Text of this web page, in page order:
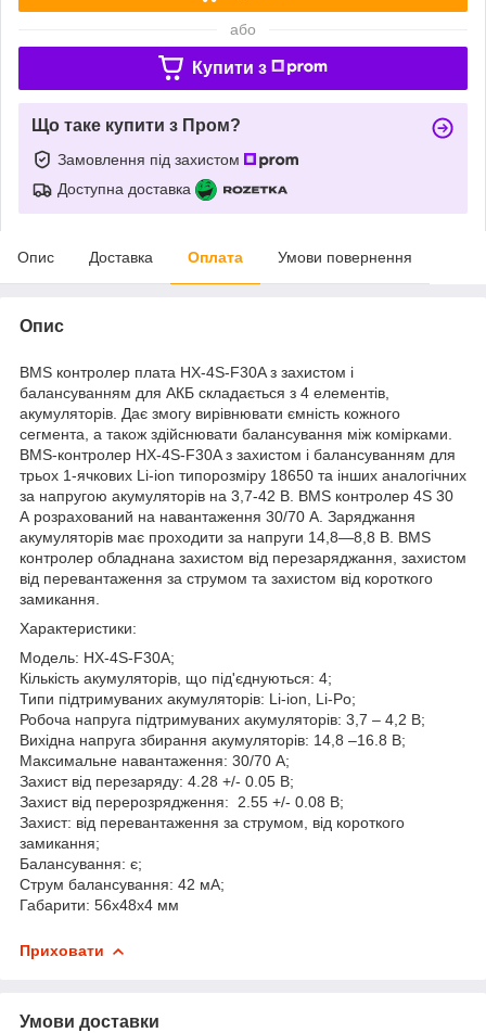
або
Купити з
Що таке купити з Пром?
Замовлення під захистом
Доступна доставка
Опис Доставка Оплата Умови повернення
Опис
BMS контролер плата HX-4S-F30A з захистом і
балансуванням для АКБ складається з 4 елементів,
акумуляторів. Дає змогу вирівнювати ємність кожного
сегмента, а також здійснювати балансування між комірками.
BMS-контролер HX-4S-F30A з захистом і балансуванням для
трьох 1-ячкових Li-ion типорозміру 18650 та інших аналогічних
за напругою акумуляторів на 3,7-42 В. BMS контролер 4S 30
А розрахований на навантаження 30/70 А. Заряджання
акумуляторів має проходити за напруги 14,8—8,8 В. BMS
контролер обладнана захистом від перезаряджання, захистом
від перевантаження за струмом та захистом від короткого
замикання.
Характеристики:
Модель: HX-4S-F30A;
Кількість акумуляторів, що під'єднуються: 4;
Типи підтримуваних акумуляторів: Li-ion, Li-Po;
Робоча напруга підтримуваних акумуляторів: 3,7 – 4,2 В;
Вихідна напруга збирання акумуляторів: 14,8 –16.8 В;
Максимальне навантаження: 30/70 А;
Захист від перезаряду: 4.28 +/- 0.05 В;
Захист від перерозрядження: 2.55 +/- 0.08 В;
Захист: від перевантаження за струмом, від короткого
замикання;
Балансування: є;
Струм балансування: 42 мА;
Габарити: 56x48x4 мм
Приховати
Умови доставки